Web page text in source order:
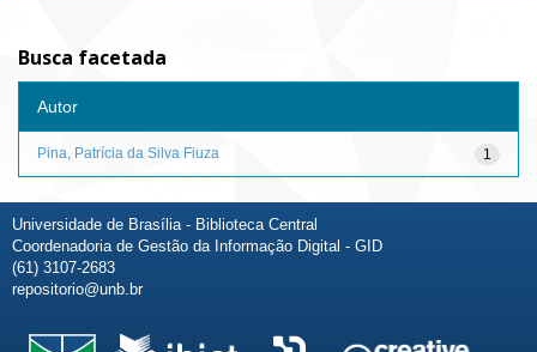
Busca facetada
Autor
1
Pina, Patrícia da Silva Fiuza
Universidade de Brasília - Biblioteca Central
Coordenadoria de Gestão da Informação Digital - GID
(61) 3107-2683
repositorio@unb.br